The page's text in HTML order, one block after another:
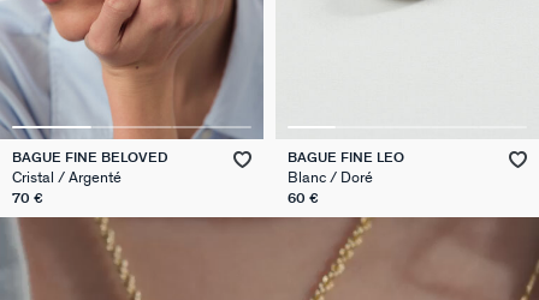
BAGUE FINE BELOVED
Cristal / Argenté
70 €
BAGUE FINE LEO
Blanc / Doré
60 €